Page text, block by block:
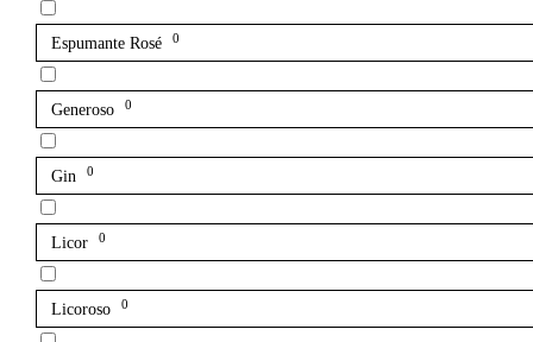
Espumante Rosé 0
Generoso 0
Gin 0
Licor 0
Licoroso 0